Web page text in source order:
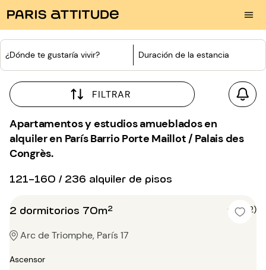
¿Dónde te gustaría vivir? Duración de la estancia
FILTRAR
Apartamentos y estudios amueblados en
alquiler en París Barrio Porte Maillot / Palais des
Congrès.
121-160 / 236 alquiler de pisos
2 dormitorios 70m² 5 (2)
Arc de Triomphe, París 17
Ascensor